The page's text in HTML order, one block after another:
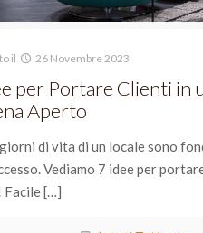
il 26 Novembre 2023
per Portare Clienti in
Aperto
di vita di un locale sono
Vediamo 7 idee per
Facile[…]